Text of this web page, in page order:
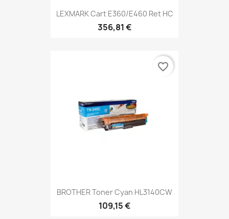
LEXMARK Cart E360/E460 Ret HC
356,81 €
BROTHER Toner Cyan HL3140CW
109,15 €
favorite_border